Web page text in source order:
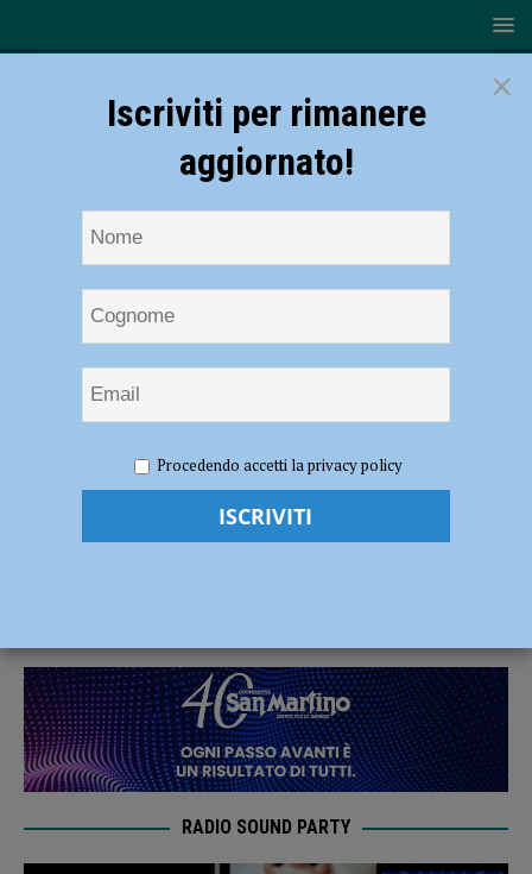
Giuseppe Operaio affidata a don Basini
La parrocchia di San Giuseppe Operaio
RADIO SOUND PARTY
×
Iscriviti per rimanere
aggiornato!
Procedendo accetti la privacy policy